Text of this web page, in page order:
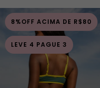
8%OFF ACIMA DE R$80
LEVE 4 PAGUE 3